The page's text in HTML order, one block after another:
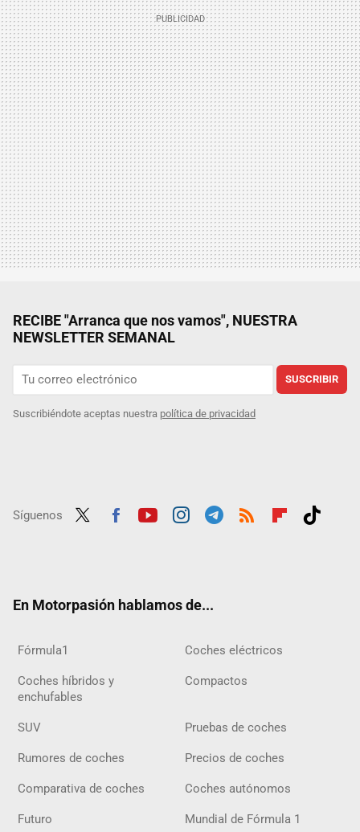
RECIBE "Arranca que nos vamos", NUESTRA
NEWSLETTER SEMANAL
SUSCRIBIR
Suscribiéndote aceptas nuestra política de privacidad
Síguenos
En Motorpasión hablamos de...
Fórmula1 Coches eléctricos
Coches híbridos y
enchufables
Compactos
SUV Pruebas de coches
Rumores de coches Precios de coches
Comparativa de coches Coches autónomos
Futuro Mundial de Fórmula 1